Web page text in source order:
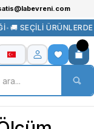
•🚚 SEÇİLİ